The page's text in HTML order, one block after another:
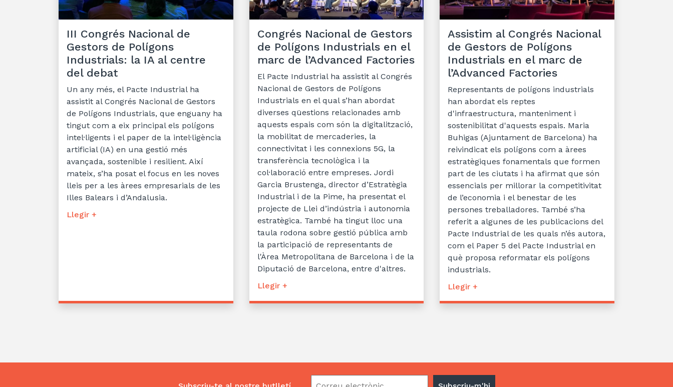
III Congrés Nacional de
Gestors de Polígons
Industrials: la IA al centre
del debat
Un any més, el Pacte Industrial ha
assistit al Congrés Nacional de Gestors
de Polígons Industrials, que enguany ha
tingut com a eix principal els polígons
intel·ligents i el paper de la intel·ligència
artificial (IA) en una gestió més
avançada, sostenible i resilient. Així
mateix, s’ha posat el focus en les noves
lleis per a les àrees empresarials de les
Illes Balears i d’Andalusia.
Llegir +
Congrés Nacional de Gestors
de Polígons Industrials en el
marc de l’Advanced Factories
El Pacte Industrial ha assistit al Congrés
Nacional de Gestors de Polígons
Industrials en el qual s’han abordat
diverses qüestions relacionades amb
aquests espais com són la digitalització,
la mobilitat de mercaderies, la
connectivitat i les connexions 5G, la
transferència tecnològica i la
col·laboració entre empreses. Jordi
Garcia Brustenga, director d’Estratègia
Industrial i de la Pime, ha presentat el
projecte de Llei d’indústria i autonomia
estratègica. També ha tingut lloc una
taula rodona sobre gestió pública amb
la participació de representants de
l'Àrea Metropolitana de Barcelona i de la
Diputació de Barcelona, entre d'altres.
Llegir +
Assistim al Congrés Nacional
de Gestors de Polígons
Industrials en el marc de
l’Advanced Factories
Representants de polígons industrials
han abordat els reptes
d'infraestructura, manteniment i
sostenibilitat d'aquests espais. Maria
Buhigas (Ajuntament de Barcelona) ha
reivindicat els polígons com a àrees
estratègiques fonamentals que formen
part de les ciutats i ha afirmat que són
essencials per millorar la competitivitat
de l’economia i el benestar de les
persones treballadores. També s’ha
referit a algunes de les publicacions del
Pacte Industrial de les quals n’és autora,
com el Paper 5 del Pacte Industrial en
què proposa reformatar els polígons
industrials.
Llegir +